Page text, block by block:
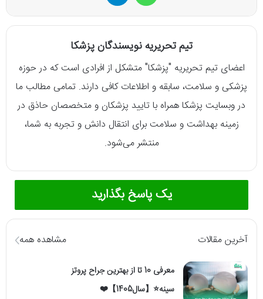
تیم تحریریه نویسندگان پزشکا
اعضای تیم تحریریه "پزشکا" متشکل از افرادی است که در حوزه
پزشکی و سلامت، سابقه و اطلاعات کافی دارند. تمامی مطالب ما
در وبسایت پزشکا همراه با تایید پزشکان و متخصصان حاذق در
زمینه بهداشت و سلامت برای انتقال دانش و تجربه به شما،
منتشر می‌شود.
یک پاسخ بگذارید
آخرین مقالات مشاهده همه
معرفی 10 تا از بهترین جراح پروتز
سینه⭐【سال1405】❤️